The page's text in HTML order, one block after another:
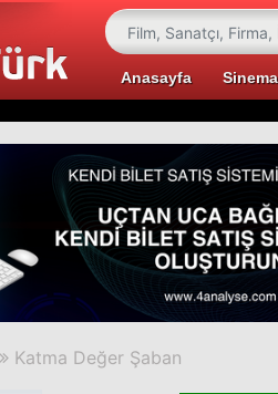
Anasayfa Sinema
Katma Değer Şaban